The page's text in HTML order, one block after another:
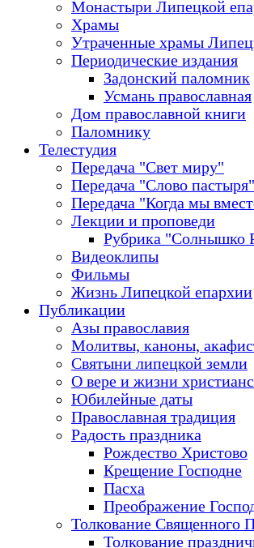
Монастыри Липецкой
Храмы
Утраченные храмы
Периодические издания
Задонский паломник
Усмань православная
Дом православной книги
Паломнику
Телестудия
Передача "Свет миру"
Передача "Слово пастыря"
Передача "Когда мы
Лекции и проповеди
Рубрика "Солнышко
Видеоклипы
Фильмы
Жизнь Липецкой епархии
Публикации
Азы православия
Молитвы, каноны,
Святыни липецкой земли
О вере и жизни
Юбилейные даты
Православная традиция
Радость праздника
Рождество Христово
Крещение Господне
Пасха
Преображение
Толкование Священного
Толкование